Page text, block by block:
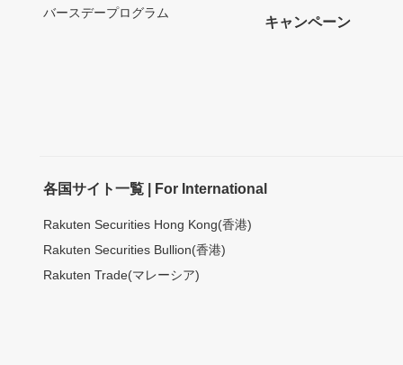
バースデープログラム
キャンペーン
各国サイト一覧 | For International
Rakuten Securities Hong Kong(香港)
Rakuten Securities Bullion(香港)
Rakuten Trade(マレーシア)